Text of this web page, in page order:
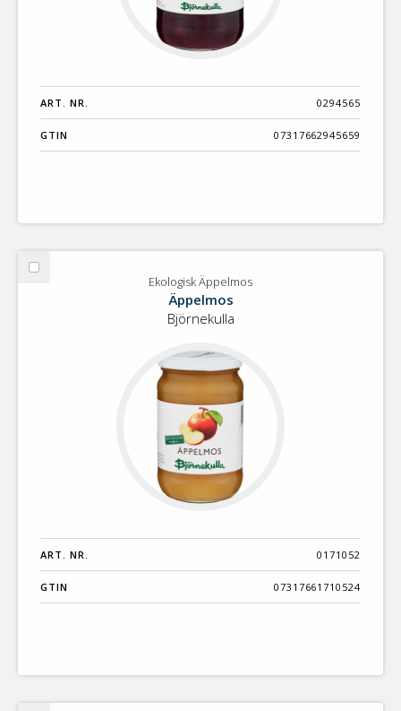
ART. NR. 0294565
GTIN 07317662945659
Välj
Ekologisk Äppelmos
Äppelmos
Björnekulla
ART. NR. 0171052
GTIN 07317661710524